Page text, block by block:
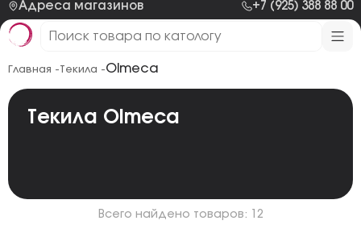
Адреса магазинов +7 (925) 388 88 00
Главная -Текила -Olmeca
Текила Olmeca
Всего найдено товаров: 12